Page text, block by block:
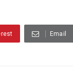
Email